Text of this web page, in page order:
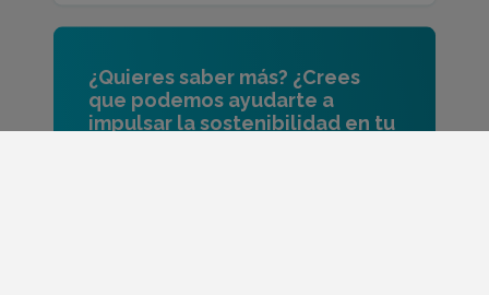
¿Quieres saber más? ¿Crees
que podemos ayudarte a
impulsar la sostenibilidad en tu